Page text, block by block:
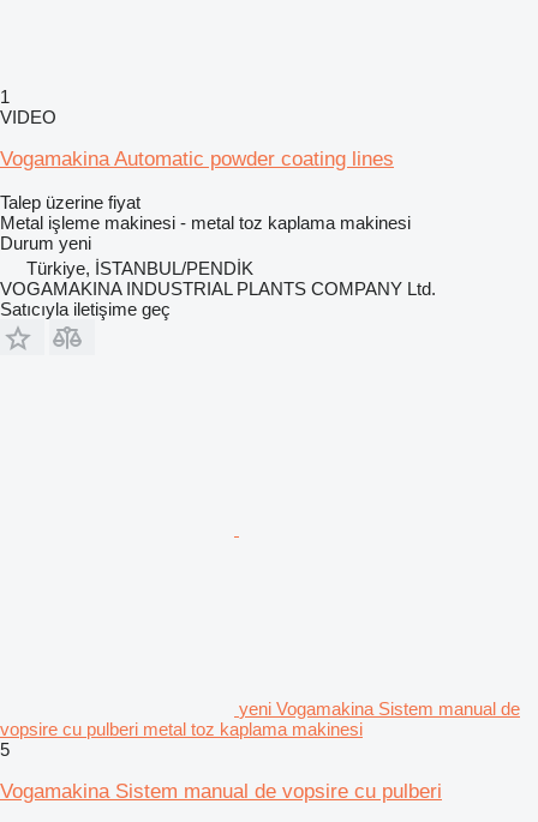
1
VIDEO
Vogamakina Automatic powder coating lines
Talep üzerine fiyat
Metal işleme makinesi - metal toz kaplama makinesi
Durum yeni
Türkiye, İSTANBUL/PENDİK
VOGAMAKINA INDUSTRIAL PLANTS COMPANY Ltd.
Satıcıyla iletişime geç
yeni Vogamakina Sistem manual de
vopsire cu pulberi metal toz kaplama makinesi
5
Vogamakina Sistem manual de vopsire cu pulberi